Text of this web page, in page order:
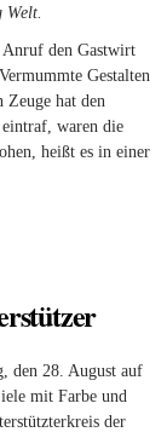
Welt.
den Gastwirt
Gestalten
Zeuge hat den
waren die
heißt es in einer
den 28. August auf
mit Farbe und
der